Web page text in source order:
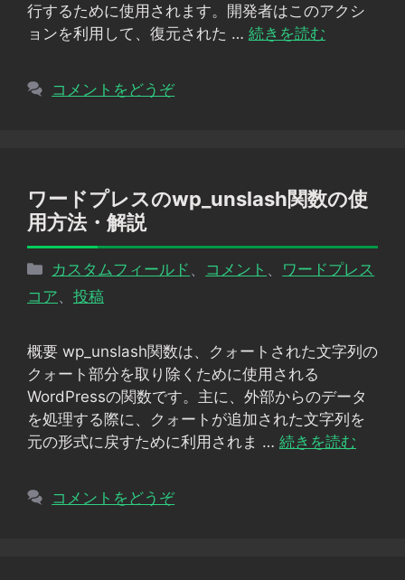
行するために使用されます。開発者はこのアクシ
ョンを利用して、復元された … 続きを読む
コメントをどうぞ
ワードプレスのwp_unslash関数の使
用方法・解説
カ
テ
ー
カスタムフィールド 、 コメント 、 ワードプレス
コア、 投稿
概要 wp_unslash関数は、クォートされた文字列の
クォート部分を取り除くために使用される
WordPressの関数です。主に、外部からのデータ
を処理する際に、クォートが追加された文字列を
元の形式に戻すために利用されま … 続きを読む
コメントをどうぞ